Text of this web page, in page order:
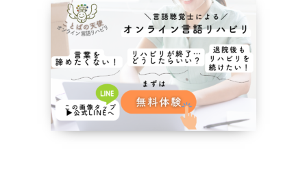
スピーチコネクト
脳に何かがあったとき
NPO法人Reジョブ大阪